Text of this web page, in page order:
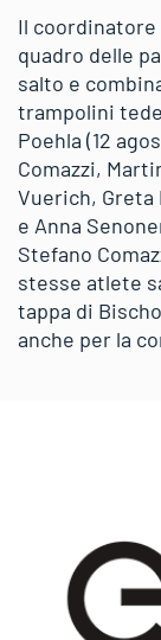
Il coordinatore
quadro delle
salto e
trampolini
Poehla (12
Comazzi,
Vuerich, Greta
e Anna
Stefano
stesse atlete
tappa di
anche per la